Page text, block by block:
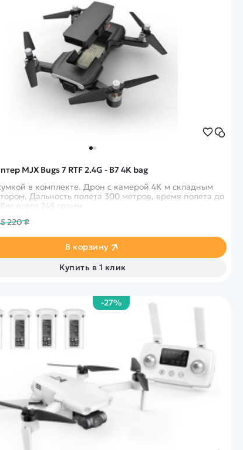
MJX Bugs 7 RTF 2.4G - B7 4K bag
в комплекте. Дрон с камерой 4K м складным
Дальность полета 300 метров, время полета до
всего 245 грамм
220 ₽
В корзину
Купить в 1 клик
-27%